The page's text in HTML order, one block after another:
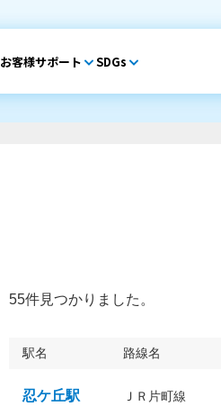
お客様サポート SDGs
55件見つかりました。
駅名 路線名
忍ケ丘駅 ＪＲ片町線